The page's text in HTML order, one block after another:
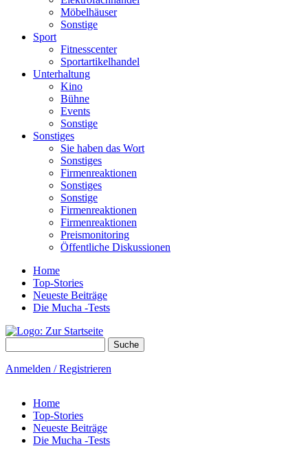
Möbelhäuser
Sonstige
Sport
Fitnesscenter
Sportartikelhandel
Unterhaltung
Kino
Bühne
Events
Sonstige
Sonstiges
Sie haben das Wort
Sonstiges
Firmenreaktionen
Sonstiges
Sonstige
Firmenreaktionen
Firmenreaktionen
Preismonitoring
Öffentliche Diskussionen
Home
Top-Stories
Neueste Beiträge
Die Mucha -Tests
Anmelden / Registrieren
Home
Top-Stories
Neueste Beiträge
Die Mucha -Tests